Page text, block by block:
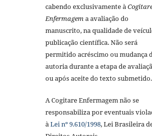
cabendo exclusivamente à
Enfermagema avaliação do
manuscrito, na qualidade de
publicação científica. Não será
permitido acréscimo ou mudança
autoria durante a etapa de
ou após aceite do texto submetido.
A Cogitare Enfermagem não se
responsabiliza por eventuais
àLei nº 9.610/1998, Lei Brasileira